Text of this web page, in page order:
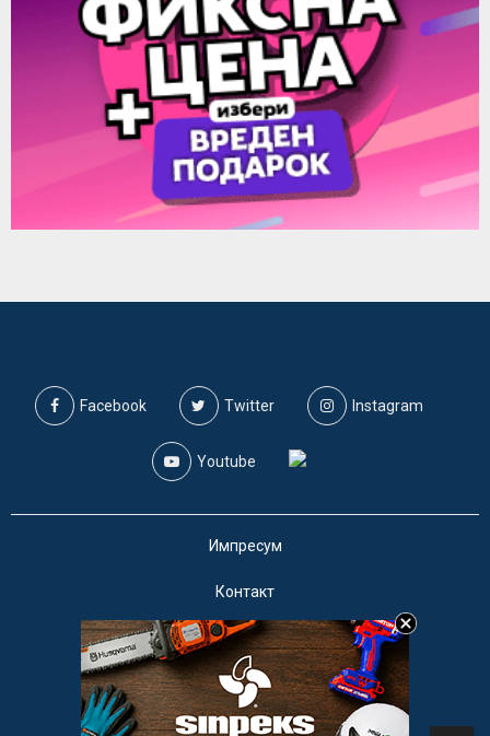
Facebook Twitter Instagram
Youtube
Импресум
Контакт
Маркетинг
Услови за користење
@2019 - A1on. Сите права задржани.